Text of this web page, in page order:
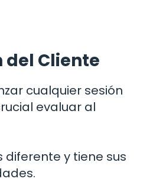
del Cliente
cualquier sesión
evaluar al
diferente y tiene sus